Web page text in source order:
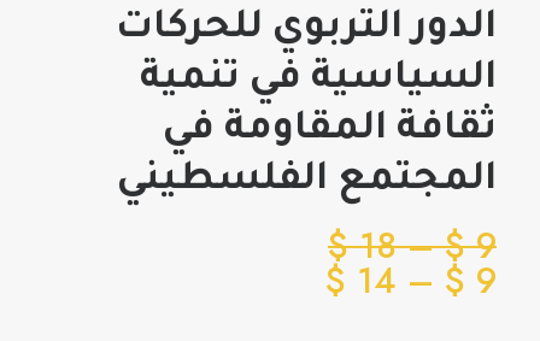
الدور التربوي للحركات
السياسية في تنمية
ثقافة المقاومة في
المجتمع الفلسطيني
9
$
–
18
$نطاق
السعر: 9
$
–
14
$